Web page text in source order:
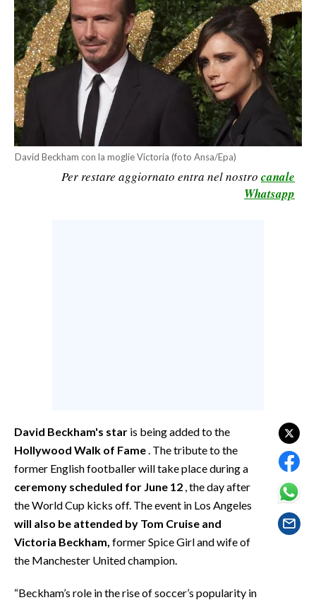
SPORT IN SARDEGNA
SPORT
RISULTATI E CLASSIFICHE
CALCIO
CALCIO REGIONALE
BASKET
VOLLEY
INSULARITÀ
FOTO
VIDEO
INFO AZIENDE
David Beckham con la moglie Victoria (foto Ansa/Epa)
Per restare aggiornato entra nel nostro canale
Whatsapp
David Beckham's star is being added to the
Hollywood Walk of Fame . The tribute to the
former English footballer will take place during a
ceremony scheduled for June 12 , the day after
the World Cup kicks off. The event in Los Angeles
will also be attended by Tom Cruise and
Victoria Beckham, former Spice Girl and wife of
the Manchester United champion.
“Beckham’s role in the rise of soccer’s popularity in